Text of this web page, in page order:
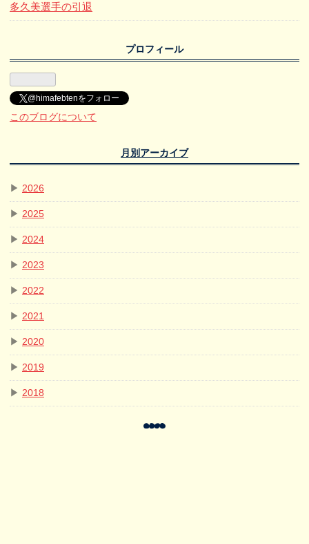
多久美選手の引退
プロフィール
@himafebtenをフォロー
このブログについて
月別アーカイブ
▶ 2026
▶ 2025
▶ 2024
▶ 2023
▶ 2022
▶ 2021
▶ 2020
▶ 2019
▶ 2018